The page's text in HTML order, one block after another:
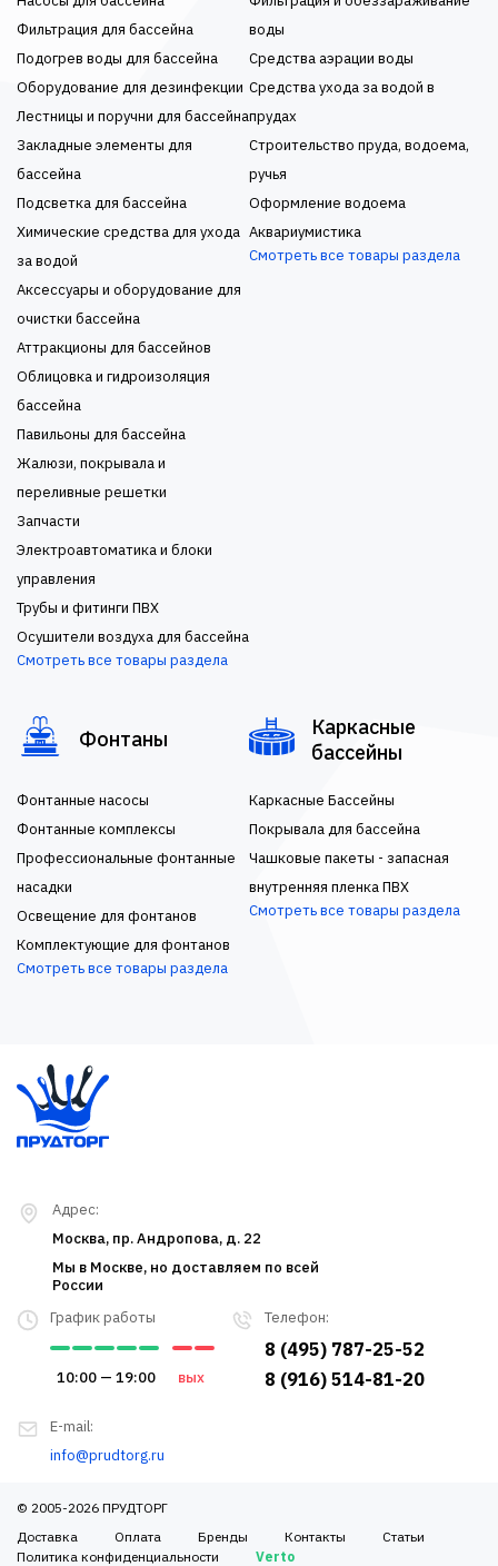
Фильтрация для бассейна
Подогрев воды для бассейна
Оборудование для дезинфекции
Лестницы и поручни для бассейна
Закладные элементы для
бассейна
Подсветка для бассейна
Химические средства для ухода
за водой
Аксессуары и оборудование для
очистки бассейна
Аттракционы для бассейнов
Облицовка и гидроизоляция
бассейна
Павильоны для бассейна
Жалюзи, покрывала и
переливные решетки
Запчасти
Электроавтоматика и блоки
управления
Трубы и фитинги ПВХ
Осушители воздуха для бассейна
Смотреть все товары раздела
воды
Средства аэрации воды
Средства ухода за водой в
прудах
Строительство пруда, водоема,
ручья
Оформление водоема
Аквариумистика
Смотреть все товары раздела
Фонтаны
Фонтанные насосы
Фонтанные комплексы
Профессиональные фонтанные
насадки
Освещение для фонтанов
Комплектующие для фонтанов
Смотреть все товары раздела
Каркасные
бассейны
Каркасные Бассейны
Покрывала для бассейна
Чашковые пакеты - запасная
внутренняя пленка ПВХ
Смотреть все товары раздела
Телефон:
8 (495) 787-25-52
8 (916) 514-81-20
График работы
10:00 — 19:00 вых
E-mail:
info@prudtorg.ru
Адрес:
Москва, пр. Андропова, д. 22
Мы в Москве, но доставляем по всей
России
© 2005-2026 ПРУДТОРГ
Доставка
Оплата Бренды Контакты
Статьи
Политика конфиденциальности
Verto